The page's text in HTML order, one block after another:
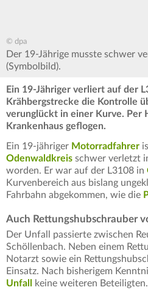
© dpa
Der 19-Jährige musste schwer
(Symbolbild).
Ein 19-Jähriger verliert auf der
Krähbergstrecke die Kontrolle
verunglückt in einer Kurve. Per
Krankenhaus geflogen.
Ein 19-jähriger Motorradfahrer
Odenwaldkreis schwer verletzt
worden. Er war auf der L3108 in
Kurvenbereich aus bislang
Fahrbahn abgekommen, wie die
Auch Rettungshubschrauber
Der Unfall passierte zwischen
Schöllenbach. Neben einem
Notarzt sowie ein
Einsatz. Nach bisherigem
Unfall
keine weiteren Beteiligten.